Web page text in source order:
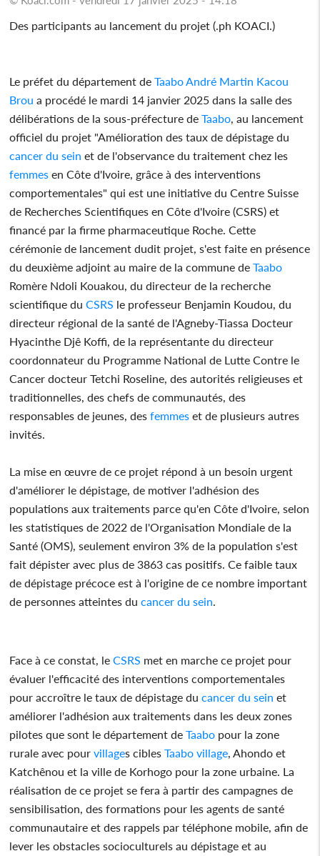
Des participants au lancement du projet (.ph KOACI.)
Le préfet du département deTaabo André Martin Kacou
Brou a procédé le mardi 14 janvier 2025 dans la salle des
délibérations de la sous-préfecture deTaabo , au lancement
officiel du projet "Amélioration des taux de dépistage du
cancer du sein et de l'observance du traitement chez les
femmes en Côte d'Ivoire, grâce à des interventions
comportementales" qui est une initiative du Centre Suisse
de Recherches Scientifiques en Côte d'Ivoire (CSRS) et
financé par la firme pharmaceutique Roche. Cette
cérémonie de lancement dudit projet, s'est faite en présence
du deuxième adjoint au maire de la commune deTaabo
Romère Ndoli Kouakou, du directeur de la recherche
scientifique du CSRS le professeur Benjamin Koudou, du
directeur régional de la santé de l'Agneby-Tiassa Docteur
Hyacinthe Djê Koffi, de la représentante du directeur
coordonnateur du Programme National de Lutte Contre le
Cancer docteur Tetchi Roseline, des autorités religieuses et
traditionnelles, des chefs de communautés, des
responsables de jeunes, des femmes et de plusieurs autres
invités.
La mise en œuvre de ce projet répond à un besoin urgent
d'améliorer le dépistage, de motiver l'adhésion des
populations aux traitements parce qu'en Côte d'Ivoire, selon
les statistiques de 2022 de l'Organisation Mondiale de la
Santé (OMS), seulement environ 3% de la population s'est
fait dépister avec plus de 3863 cas positifs. Ce faible taux
de dépistage précoce est à l'origine de ce nombre important
de personnes atteintes du cancer du sein
Face à ce constat, le CSRS met en marche ce projet pour
évaluer l'efficacité des interventions comportementales
pour accroître le taux de dépistage du cancer du sein et
améliorer l'adhésion aux traitements dans les deux zones
pilotes que sont le département deTaabo pour la zone
rurale avec pour villages ciblesTaabo village , Ahondo et
Katchênou et la ville de Korhogo pour la zone urbaine. La
réalisation de ce projet se fera à partir des campagnes de
sensibilisation, des formations pour les agents de santé
communautaire et des rappels par téléphone mobile, afin de
lever les obstacles socioculturels au dépistage et au